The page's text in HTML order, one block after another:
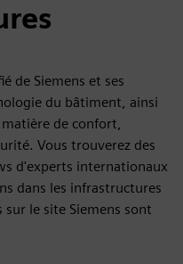
de Siemens et ses
du bâtiment, ainsi
de confort,
Vous trouverez des
d'experts internationaux
dans les infrastructures
le site Siemens sont